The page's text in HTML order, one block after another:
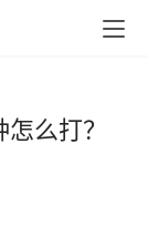
么打？